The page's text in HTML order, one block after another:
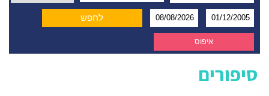
סיפורים